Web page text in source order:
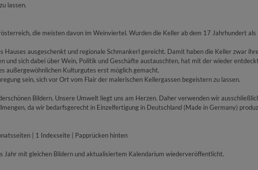
lassen.
die meisten davon im Weinviertel. Wurden die Keller ab dem 17 Jahrhundert
Hauses ausgeschenkt und regionale Schmankerl gereicht. Damit haben die Keller zwar
und sich dabei über Wein, Politik und Geschäfte austauschten, hat mit der wieder
außergewöhnlichen Kulturgutes erst möglich gemacht.
sein, sich vor Ort vom Flair der malerischen Kellergassen begeistern zu lassen.
Bildern. Unsere Umwelt liegt uns am Herzen. Daher verwenden wir
da wir bedarfsgerecht in Einzelfertigung in Deutschland (Made in Germany)
| 1 Indexseite | Papprücken hinten
Jahr mit gleichen Bildern und aktualisiertem Kalendarium wiederveröffentlicht.